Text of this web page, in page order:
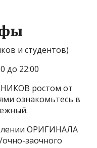
и студентов)
до 22:00
ростом от
ознакомьтесь в
ОРИГИНАЛА
очно-заочного